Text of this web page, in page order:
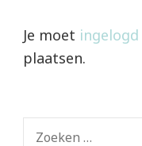
Je moet
plaatsen.
Zoeken